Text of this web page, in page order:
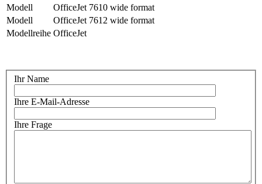
Modell
OfficeJet 7610 wide format
Modell
OfficeJet 7612 wide format
Modellreihe OfficeJet
Ihr Name
Ihre E-Mail-Adresse
Ihre Frage